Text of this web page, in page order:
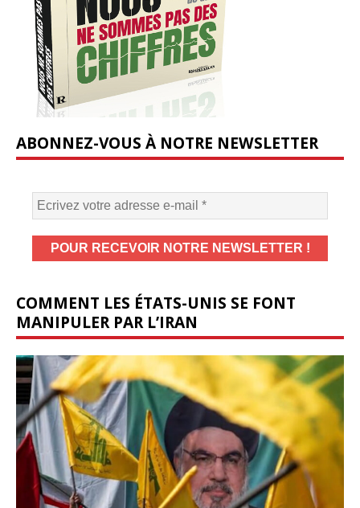
ABONNEZ-VOUS À NOTRE NEWSLETTER
COMMENT LES ÉTATS-UNIS SE FONT
MANIPULER PAR L’IRAN